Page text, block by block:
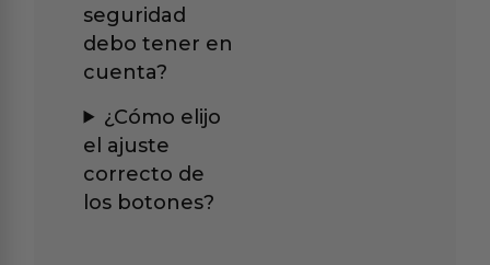
seguridad
debo tener en
cuenta?
¿Cómo elijo
el ajuste
correcto de
los botones?